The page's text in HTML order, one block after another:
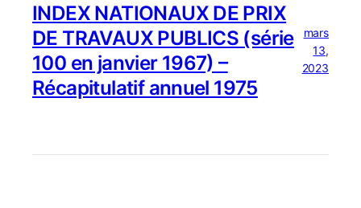
INDEX NATIONAUX DE PRIX
DE TRAVAUX PUBLICS (série
100 en janvier 1967) –
Récapitulatif annuel 1975
mars
13,
2023